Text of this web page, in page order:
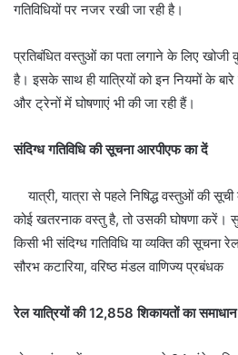
गतिविधियों पर नजर रखी जा रही है।
प्रतिबंधित वस्तुओं का पता लगाने के लिए खोजी
है। इसके साथ ही यात्रियों को इन नियमों के
और ट्रेनों में घोषणाएं भी की जा रही हैं।
संदिग्ध गतिविधि की सूचना आरपीएफ का दें
यात्री, यात्रा से पहले निषिद्ध वस्तुओं की
कोई खतरनाक वस्तु है, तो उसकी घोषणा करें।
किसी भी संदिग्ध गतिविधि या व्यक्ति की सूचना
सौरभ कटारिया, वरिष्ठ मंडल वाणिज्य प्रबंधक
रेल यात्रियों की 12,858 शिकायतों का समाधान